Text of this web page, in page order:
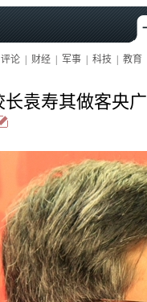
袁寿其做客央